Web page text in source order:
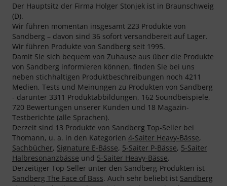
Der Hauptsitz der Firma Holger Stonjek ist in Braunschweig
(D).
Wir führen momentan insgesamt 223 Produkte von
Sandberg – davon sind 36 sofort versandbereit auf Lager.
Wir führen Produkte von Sandberg seit 1995.
Damit Sie sich bequem von Zuhause aus über die Produkte
von Sandberg informieren können, finden Sie bei uns
neben stichhaltigen Produktbeschreibungen noch 4211
Medien, Tests und Meinungen zu Produkten von Sandberg
- darunter 3311 Produktabbildungen, 162 Soundbeispiele,
720 Bewertungen unserer Kunden und 18 Magazin-
Testberichte (alle Sprachen).
Derzeit sind 13 Produkte von Sandberg Top-Seller bei
Thomann, u. a. in den Kategorien 4-Saiter Heavy-Bässe,
Sachbücher, Signature E-Bässe, 5-Saiter P-Bässe, 5-Saiter
Halbresonanzbässe und 5-Saiter Heavy-Bässe.
Derzeitiger Top-Seller unter den Sandberg-Produkten ist
Sandberg The Face of Bass. Auch sehr beliebt ist Sandberg